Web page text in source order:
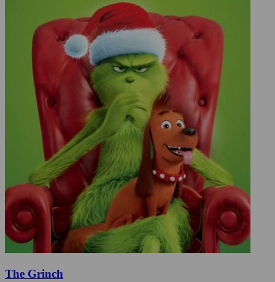
The Grinch